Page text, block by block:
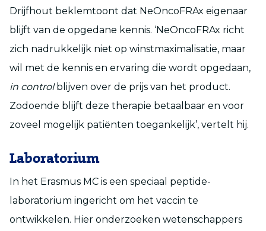
Drijfhout beklemtoont dat NeOncoFRAx eigenaar
blijft van de opgedane kennis. ‘NeOncoFRAx richt
zich nadrukkelijk niet op winstmaximalisatie, maar
wil met de kennis en ervaring die wordt opgedaan,
in controlblijven over de prijs van het product.
Zodoende blijft deze therapie betaalbaar en voor
zoveel mogelijk patiënten toegankelijk’, vertelt hij.
Laboratorium
In het Erasmus MC is een speciaal peptide-
laboratorium ingericht om het vaccin te
ontwikkelen. Hier onderzoeken wetenschappers